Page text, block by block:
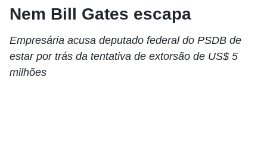
Nem Bill Gates escapa
Empresária acusa deputado federal do PSDB de
estar por trás da tentativa de extorsão de US$ 5
milhões